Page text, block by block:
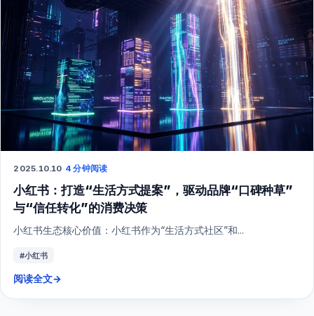
2025.10.10·4 分钟阅读
小红书：打造“生活方式提案”，驱动品牌“口碑种草”
与“信任转化”的消费决策
小红书生态核心价值：小红书作为“生活方式社区”和...
#小红书
阅读全文→